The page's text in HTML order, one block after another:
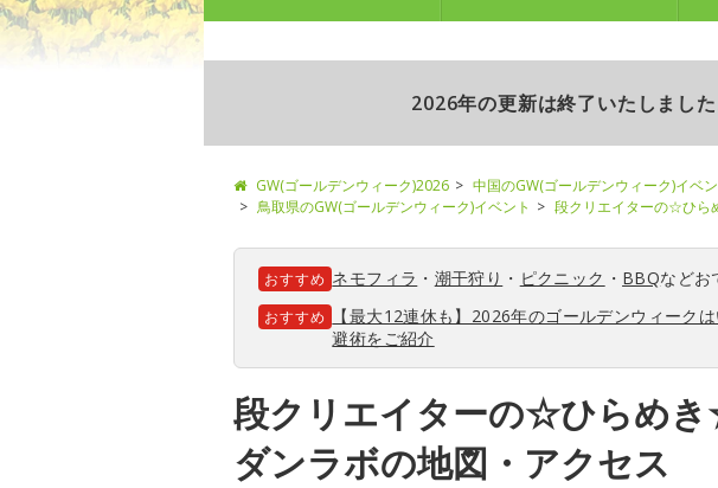
2026年の更新は終了いたしまし
GW(ゴールデンウィーク)2026 中国のGW(ゴールデンウィーク)イベ
鳥取県のGW(ゴールデンウィーク)イベント
段クリエイターの☆ひら
おすすめ ネモフィラ ・ 潮干狩り ・ ピクニック ・ BBQなどお
おすすめ
【最大12連休も】2026年のゴールデンウィーク
避術をご紹介
段クリエイターの☆ひらめ
ダンラボの地図・アクセス